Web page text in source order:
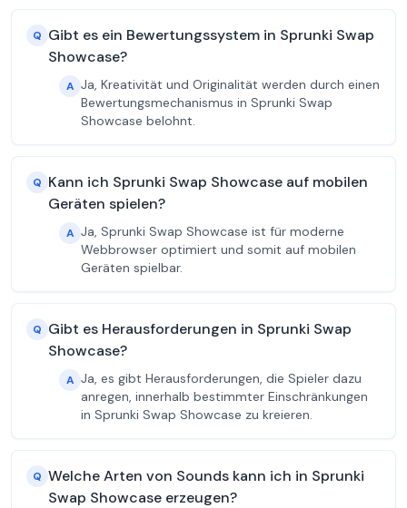
Q Gibt es ein Bewertungssystem in Sprunki Swap
Showcase?
A Ja, Kreativität und Originalität werden durch einen
Bewertungsmechanismus in Sprunki Swap
Showcase belohnt.
Q Kann ich Sprunki Swap Showcase auf mobilen
Geräten spielen?
A Ja, Sprunki Swap Showcase ist für moderne
Webbrowser optimiert und somit auf mobilen
Geräten spielbar.
Q Gibt es Herausforderungen in Sprunki Swap
Showcase?
A Ja, es gibt Herausforderungen, die Spieler dazu
anregen, innerhalb bestimmter Einschränkungen
in Sprunki Swap Showcase zu kreieren.
Q Welche Arten von Sounds kann ich in Sprunki
Swap Showcase erzeugen?